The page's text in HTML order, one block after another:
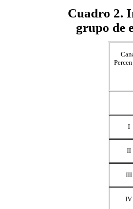
Cuadro 2.
grupo de
I
II
III
IV